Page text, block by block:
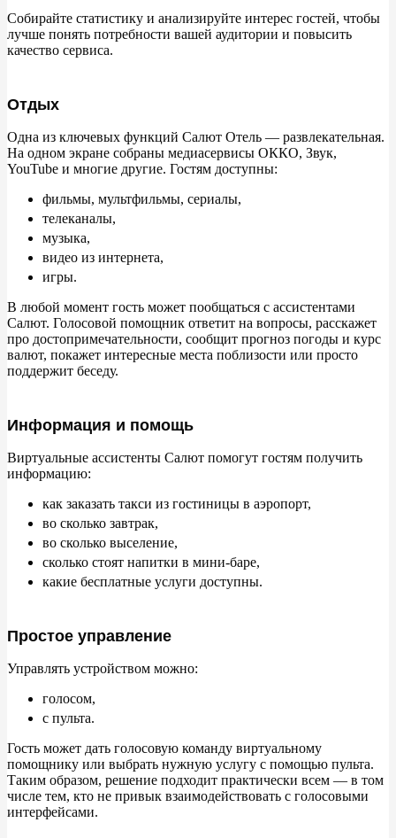
Собирайте статистику и анализируйте интерес гостей, чтобы
лучше понять потребности вашей аудитории и повысить
качество сервиса.
Отдых
Одна из ключевых функций Салют Отель — развлекательная.
На одном экране собраны медиасервисы ОККО, Звук,
YouTube и многие другие. Гостям доступны:
фильмы, мультфильмы, сериалы,
телеканалы,
музыка,
видео из интернета,
игры.
В любой момент гость может пообщаться с ассистентами
Салют. Голосовой помощник ответит на вопросы, расскажет
про достопримечательности, сообщит прогноз погоды и курс
валют, покажет интересные места поблизости или просто
поддержит беседу.
Информация и помощь
Виртуальные ассистенты Салют помогут гостям получить
информацию:
как заказать такси из гостиницы в аэропорт,
во сколько завтрак,
во сколько выселение,
сколько стоят напитки в мини-баре,
какие бесплатные услуги доступны.
Простое управление
Управлять устройством можно:
голосом,
с пульта.
Гость может дать голосовую команду виртуальному
помощнику или выбрать нужную услугу с помощью пульта.
Таким образом, решение подходит практически всем — в том
числе тем, кто не привык взаимодействовать с голосовыми
интерфейсами.